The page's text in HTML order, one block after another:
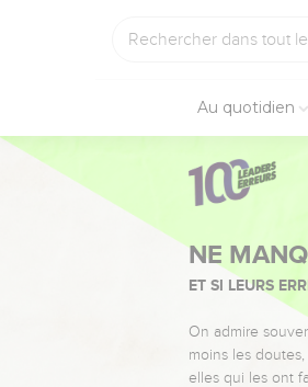
Au quotidien
NE
ET SI LEURS
On admire
moins les
elles qui les ont